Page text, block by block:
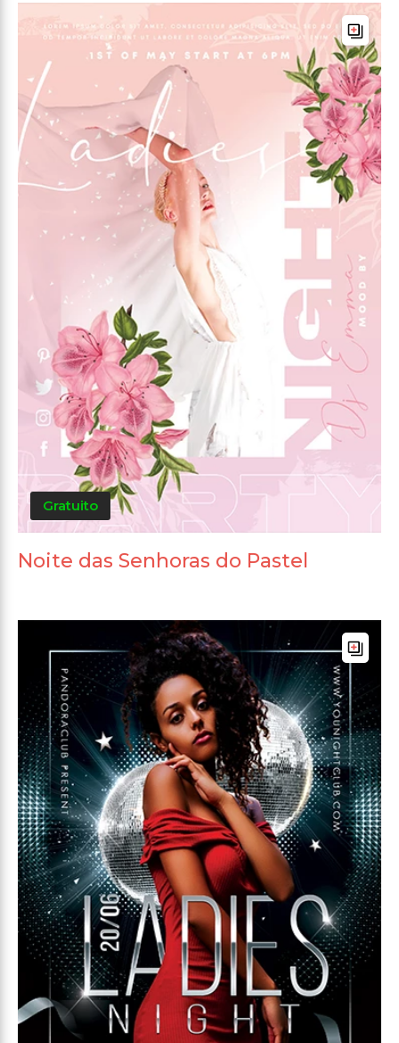
Gratuito
Noite das Senhoras do Pastel